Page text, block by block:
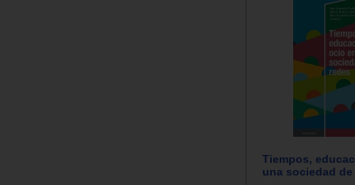
Tiempos,
una sociedad de